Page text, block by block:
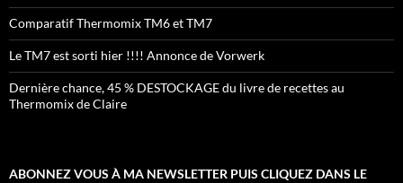
Comparatif Thermomix TM6 et TM7
Le TM7 est sorti hier !!!! Annonce de Vorwerk
Dernière chance, 45 % DESTOCKAGE du livre de recettes au
Thermomix de Claire
ABONNEZ VOUS À MA NEWSLETTER PUIS CLIQUEZ DANS LE